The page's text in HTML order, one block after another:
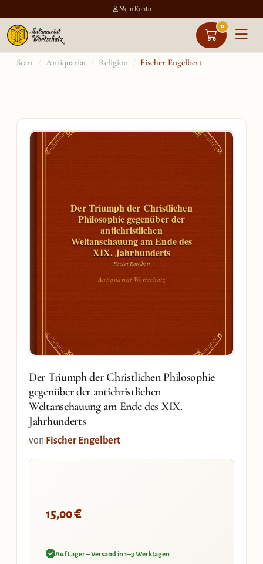
Mein Konto
0
ZumStart / Antiquariat / Religion / Fischer Engelbert
Der Triumph der Christlichen
Philosophie gegenüber der
antichristlichen
Weltanschauung am Ende des
XIX. Jahrhunderts
Fischer Engelbert
Antiquariat Wortschatz
Der Triumph der Christlichen Philosophie
gegenüber der antichristlichen
Weltanschauung am Ende des XIX.
Jahrhunderts
von Fischer Engelbert
15,00€
Auf Lager – Versand in 1–3 Werktagen